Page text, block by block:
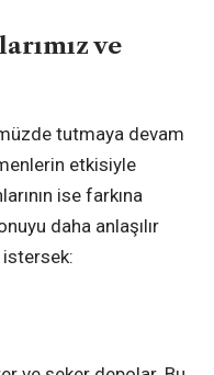
ve
tutmaya devam
etkisiyle
ise farkına
daha anlaşılır
istersek: